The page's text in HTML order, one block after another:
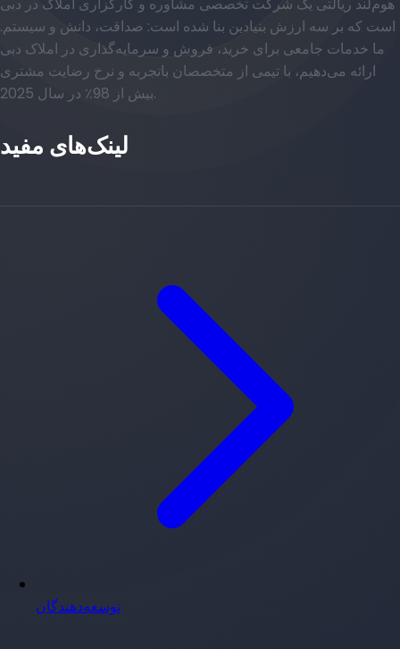
هوم‌لند ریالتی یک شرکت تخصصی مشاوره و کارگزاری املاک در دبی
است که بر سه ارزش بنیادین بنا شده است: صداقت، دانش و سیستم.
ما خدمات جامعی برای خرید، فروش و سرمایه‌گذاری در املاک دبی
ارائه می‌دهیم، با تیمی از متخصصان باتجربه و نرخ رضایت مشتری
بیش از 98٪ در سال 2025.
لینک‌های مفید
توسعه‌دهندگان